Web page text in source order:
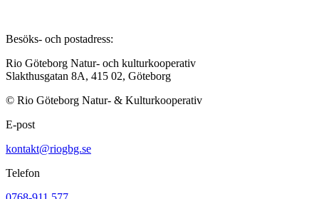
Besöks- och postadress:
Rio Göteborg Natur- och kulturkooperativ
Slakthusgatan 8A, 415 02, Göteborg
© Rio Göteborg Natur- & Kulturkooperativ
E-post
kontakt@riogbg.se
Telefon